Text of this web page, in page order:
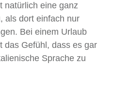
natürlich eine ganz
als dort einfach nur
Bei einem Urlaub
das Gefühl, dass es gar
Sprache zu